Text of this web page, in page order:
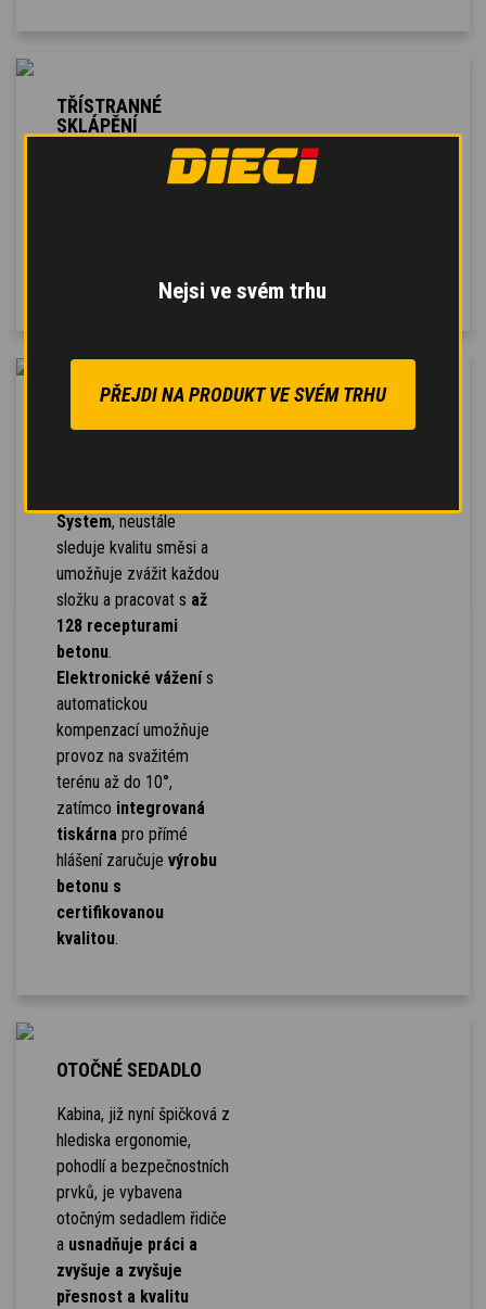
Nejsi ve svém trhu
PŘEJDI NA PRODUKT VE SVÉM TRHU
TŘÍSTRANNÉ
SKLÁPĚNÍ
Korba s otáčením o 180°
SYSTÉM CONCRETE
CUBE
System, neustále
sleduje kvalitu směsi a
umožňuje zvážit každou
složku a pracovat s až
128 recepturami
betonu.
Elektronické váženís
automatickou
kompenzací umožňuje
provoz na svažitém
terénu až do 10°,
zatímco integrovaná
tiskárna pro přímé
hlášení zaručuje výrobu
betonu s
certifikovanou
kvalitou.
OTOČNÉ SEDADLO
Kabina, již nyní špičková z
hlediska ergonomie,
pohodlí a bezpečnostních
prvků, je vybavena
otočným sedadlem řidiče
a usnadňuje práci a
zvyšuje a zvyšuje
přesnost a kvalitu